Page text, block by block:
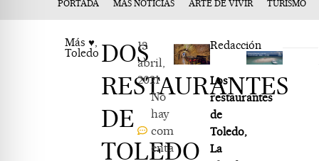
PORTADA MÁS NOTICIAS ARTE DE VIVIR TURISMO
Más ♥,
Toledo DOS
RESTAURANTES
DE
TOLEDO
13
abril,
2021
No
hay
com
enta
Redacción
Los
restaurantes
de
Toledo,
La